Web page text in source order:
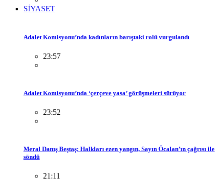
SİYASET
Adalet Komisyonu’nda kadınların barıştaki rolü vurgulandı
23:57
Adalet Komisyonu’nda ‘çerçeve yasa’ görüşmeleri sürüyor
23:52
Meral Danış Beştaş: Halkları ezen yangın, Sayın Öcalan’ın çağrısı ile
söndü
21:11